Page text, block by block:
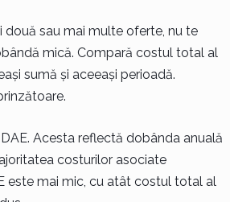
două sau mai multe oferte, nu te
mică. Compară costul total al
sumă și aceeași perioadă.
Acesta reflectă dobânda anuală
costurilor asociate
este mai mic, cu atât costul total al